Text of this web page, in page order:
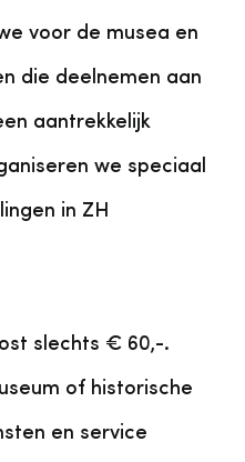
voor de musea en
die deelnemen aan
aantrekkelijk
we speciaal
in ZH
slechts € 60,-.
of historische
en service